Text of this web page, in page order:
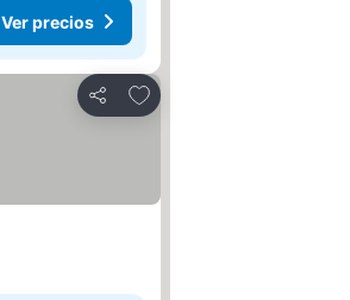
Ver precios
Compartir
Agregar a favoritos